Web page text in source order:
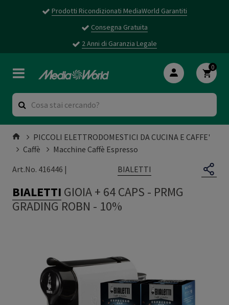
Prodotti Ricondizionati MediaWorld Garantiti
Consegna Gratuita
2 Anni di Garanzia Legale
0
PICCOLI ELETTRODOMESTICI DA CUCINA E CAFFE'
Caffè
Macchine Caffè Espresso
Art.No. 416446 |
BIALETTI
BIALETTI GIOIA + 64 CAPS - PRMG
GRADING ROBN - 10%